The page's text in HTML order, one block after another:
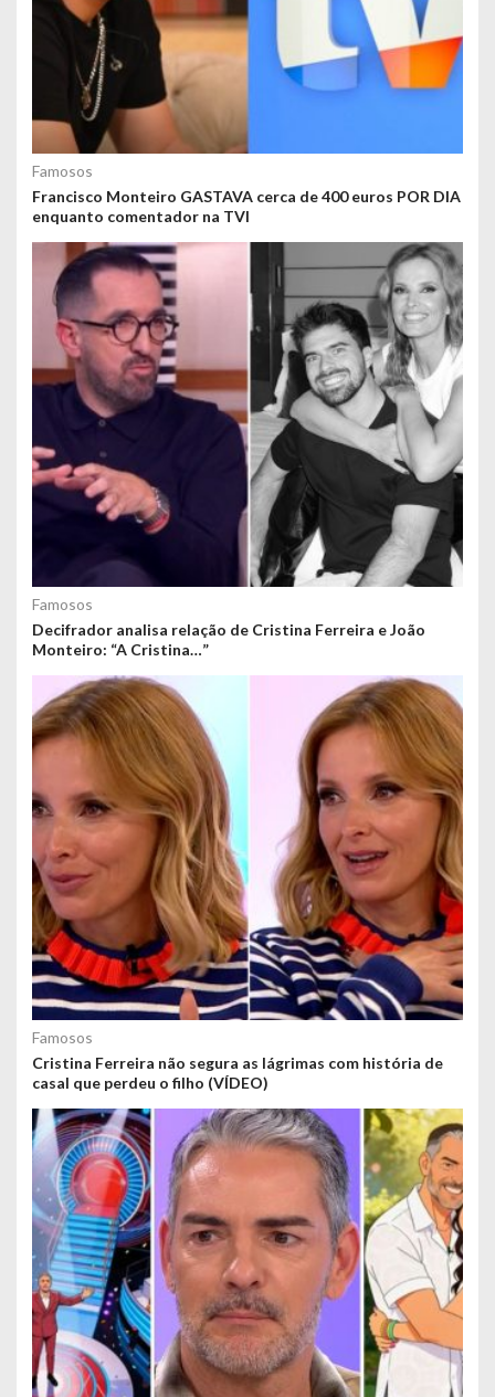
Famosos
Francisco Monteiro GASTAVA cerca de 400 euros POR DIA
enquanto comentador na TVI
Famosos
Decifrador analisa relação de Cristina Ferreira e João
Monteiro: “A Cristina…”
Famosos
Cristina Ferreira não segura as lágrimas com história de
casal que perdeu o filho (VÍDEO)